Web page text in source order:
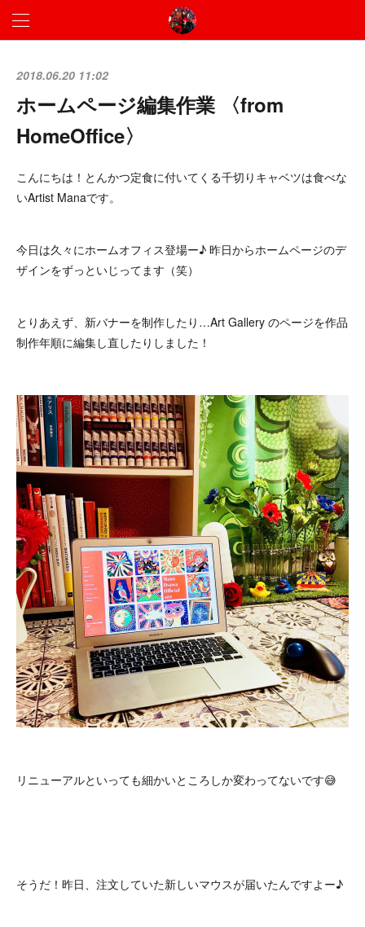
2018.06.20 11:02
ホームページ編集作業 〈from
HomeOffice〉
こんにちは！とんかつ定食に付いてくる千切りキャベツは食べな
いArtist Manaです。
今日は久々にホームオフィス登場ー♪ 昨日からホームページのデ
ザインをずっといじってます（笑）
とりあえず、新バナーを制作したり…Art Gallery のページを作品
制作年順に編集し直したりしました！
リニューアルといっても細かいところしか変わってないです😅
そうだ！昨日、注文していた新しいマウスが届いたんですよー♪